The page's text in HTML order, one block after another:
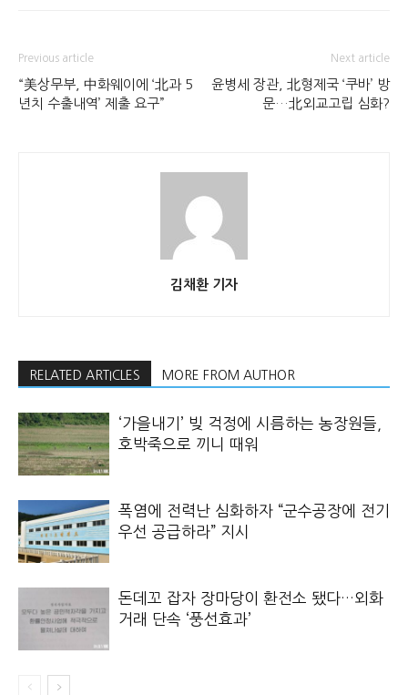
Previous article
“美상무부, 中화웨이에 ‘北과 5
년치 수출내역’ 제출 요구”
Next article
윤병세 장관, 北형제국 ‘쿠바’ 방
문…北외교고립 심화?
김채환 기자
RELATED ARTICLES MORE FROM AUTHOR
‘가을내기’ 빚 걱정에 시름하는 농장원들,
호박죽으로 끼니 때워
폭염에 전력난 심화하자 “군수공장에 전기
우선 공급하라” 지시
돈데꼬 잡자 장마당이 환전소 됐다…외화
거래 단속 ‘풍선효과’